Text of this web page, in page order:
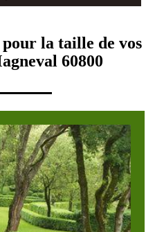
la taille de vos
60800